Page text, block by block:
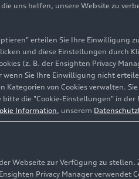
uns helfen, unsere Website zu
erteilen Sie Ihre Einwilligung
und diese Einstellungen durch
(z. B. der Ensighten Privacy
Sie Ihre Einwilligung nicht
von Cookies verwalten.
die "Cookie-Einstellungen" in
Information, unserem
Webseite zur Verfügung zu stellen.
Privacy Manager verwendet